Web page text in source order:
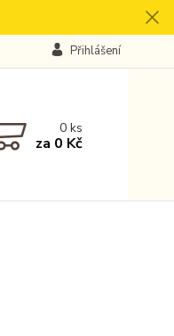
Přihlášení
0ks
za 0 Kč